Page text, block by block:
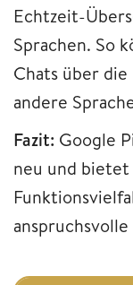
Echtzeit-
Sprachen. So
Chats über die
andere
Fazit: Google
neu und